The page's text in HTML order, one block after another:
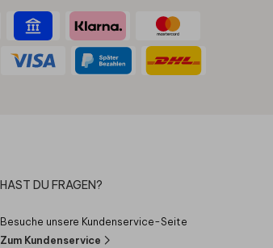
HAST DU FRAGEN?
Besuche unsere Kundenservice-Seite
Zum Kundenservice